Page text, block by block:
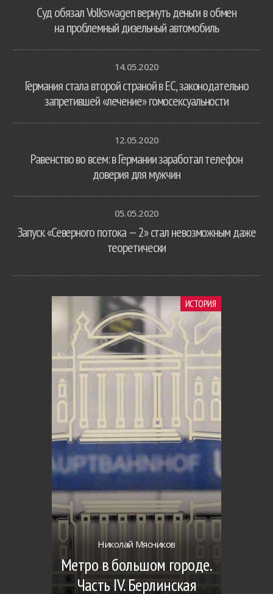
Суд обязал Volkswagen вернуть деньги в обмен
на проблемный дизельный автомобиль
14.05.2020
Германия стала второй страной в ЕС, законодательно
запретившей «лечение» гомосексуальности
12.05.2020
Равенство во всем: в Германии заработал телефон
доверия для мужчин
05.05.2020
Запуск «Северного потока — 2» стал невозможным даже
теоретически
ИСТОРИЯ
Николай Мясников
Метро в большом городе.
Часть IV. Берлинская